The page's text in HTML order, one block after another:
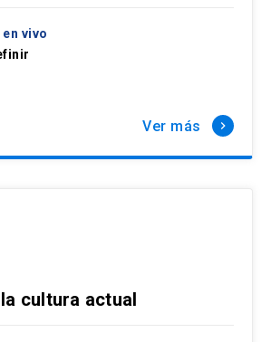
vivo
Ver más keyboard_arrow_right
cultura actual